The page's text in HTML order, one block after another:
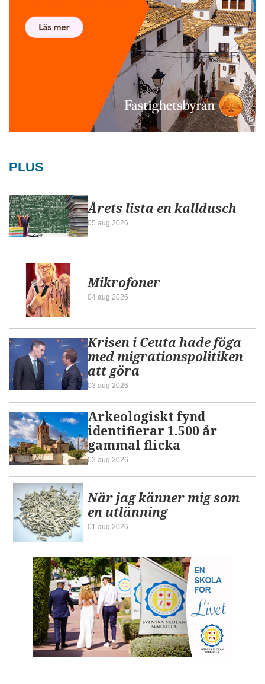
PLUS
Årets lista en kalldusch
05 aug 2026
Mikrofoner
04 aug 2026
Krisen i Ceuta hade föga
med migrationspolitiken
att göra
03 aug 2026
Arkeologiskt fynd
identifierar 1.500 år
gammal flicka
02 aug 2026
När jag känner mig som
en utlänning
01 aug 2026